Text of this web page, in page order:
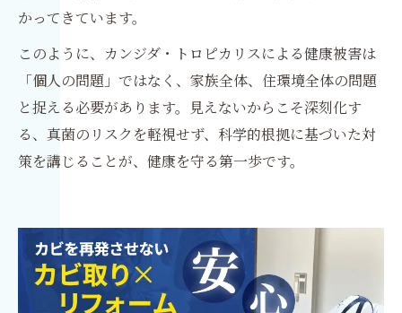
かってきています。
このように、カンジダ・トロピカリスによる健康被害は
「個人の問題」ではなく、家族全体、住環境全体の問題
と捉える必要があります。見えないからこそ深刻化す
る、真菌のリスクを軽視せず、科学的根拠に基づいた対
策を講じることが、健康を守る第一歩です。